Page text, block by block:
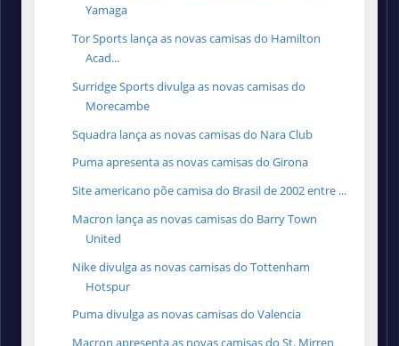
Yamaga
Tor Sports lança as novas camisas do Hamilton
Acad...
Surridge Sports divulga as novas camisas do
Morecambe
Squadra lança as novas camisas do Nara Club
Puma apresenta as novas camisas do Girona
Site americano põe camisa do Brasil de 2002 entre ...
Macron lança as novas camisas do Barry Town
United
Nike divulga as novas camisas do Tottenham
Hotspur
Puma divulga as novas camisas do Valencia
Macron apresenta as novas camisas do St. Mirren